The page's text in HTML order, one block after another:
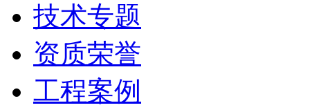
技术专题
资质荣誉
工程案例